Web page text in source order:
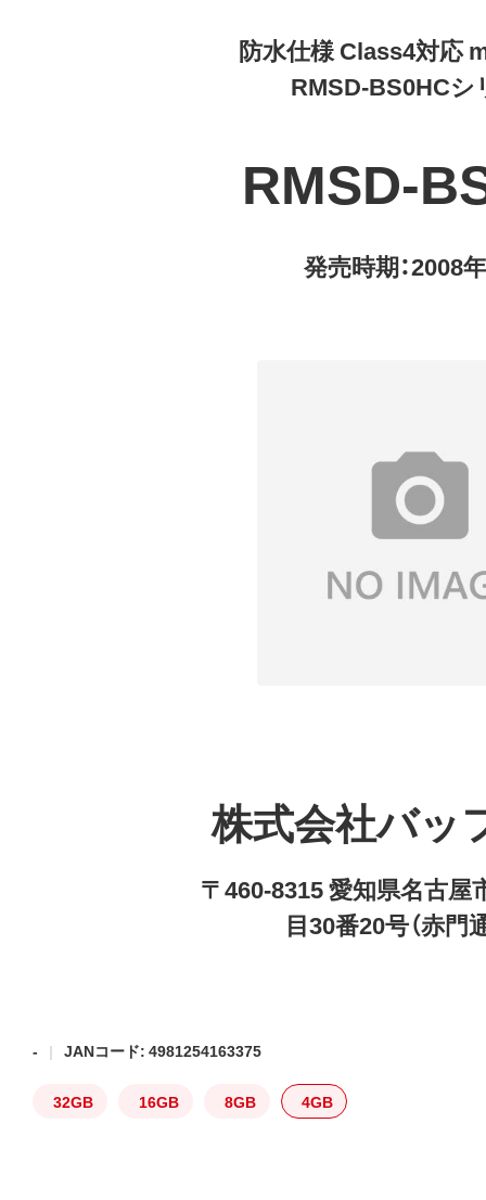
防水仕様 Class4対応
RMSD-BS0HCシ
RMSD-
発売時期：2008
株式会社バッ
〒460-8315 愛知県名古屋
目30番20号（赤門
- JANコード: 4981254163375
32GB 16GB 8GB 4GB